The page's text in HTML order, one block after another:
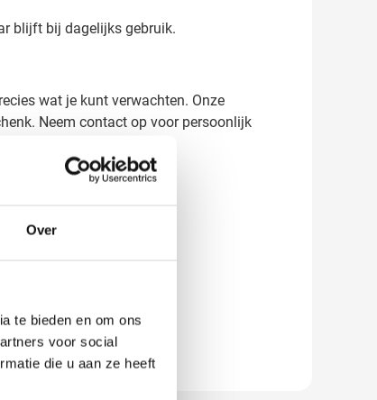
Over
te bieden en om ons
voor social
die u aan ze heeft
blijft bij dagelijks gebruik.
wat je kunt verwachten. Onze
Neem contact op voor persoonlijk